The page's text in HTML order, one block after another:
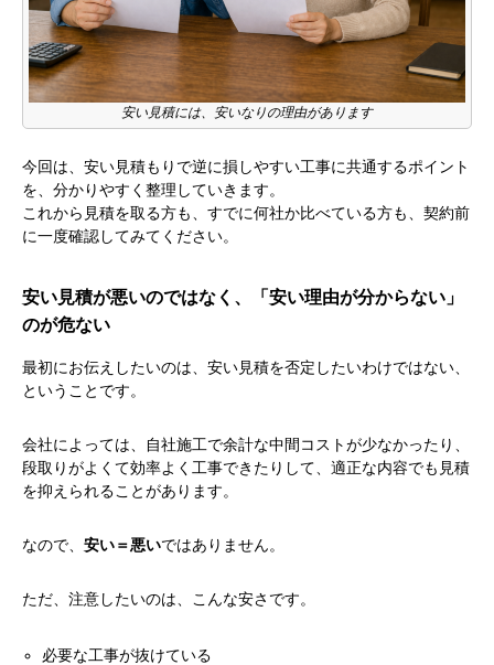
安い見積には、安いなりの理由があります
今回は、安い見積もりで逆に損しやすい工事に共通するポイント
を、分かりやすく整理していきます。
これから見積を取る方も、すでに何社か比べている方も、契約前
に一度確認してみてください。
安い見積が悪いのではなく、「安い理由が分からない」
のが危ない
最初にお伝えしたいのは、安い見積を否定したいわけではない、
ということです。
会社によっては、自社施工で余計な中間コストが少なかったり、
段取りがよくて効率よく工事できたりして、適正な内容でも見積
を抑えられることがあります。
なので、 安い＝悪いではありません。
ただ、注意したいのは、こんな安さです。
必要な工事が抜けている